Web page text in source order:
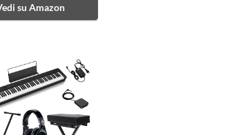
su Amazon